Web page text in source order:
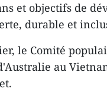
et objectifs de
durable et
le Comité
au